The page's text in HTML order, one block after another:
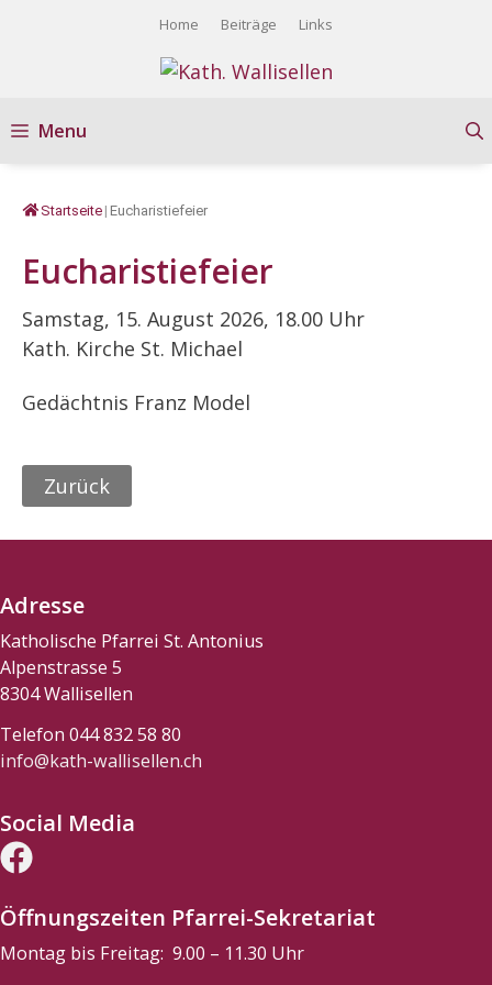
Home Beiträge Links
Menu
Startseite | Eucharistiefeier
Eucharistiefeier
Samstag, 15. August 2026, 18.00 Uhr
Kath. Kirche St. Michael
Gedächtnis Franz Model
Zurück
Adresse
Katholische Pfarrei St. Antonius
Alpenstrasse 5
8304 Wallisellen
Telefon 044 832 58 80
info@kath-wallisellen.ch
Social Media
Öffnungszeiten Pfarrei-Sekretariat
Montag bis Freitag: 9.00 – 11.30 Uhr